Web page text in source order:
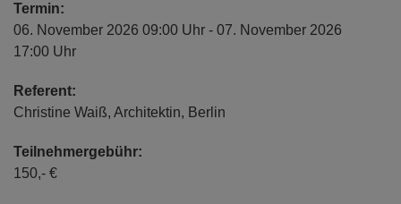
Termin:
06. November 2026 09:00 Uhr - 07. November 2026
17:00 Uhr
Referent:
Christine Waiß, Architektin, Berlin
Teilnehmergebühr:
150,- €